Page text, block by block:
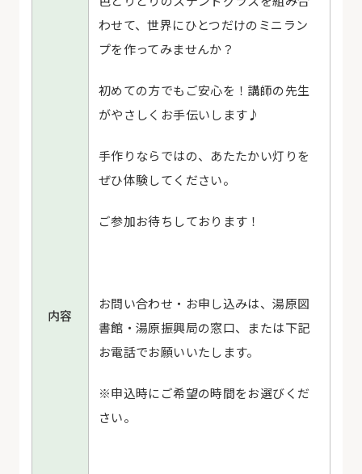
内容
わせて、世界にひとつだけのミニラン
プを作ってみませんか？
初めての方でもご安心を！ 講師の先生
がやさしくお手伝いします♪
手作りならではの、あたたかい灯りを
ぜひ体験してください。
ご参加お待ちしております！
お問い合わせ・お申し込みは、湯原図
書館・湯原振興局の窓口、または下記
お電話でお願いいたします。
※申込時にご希望の時間をお選びくだ
さい。